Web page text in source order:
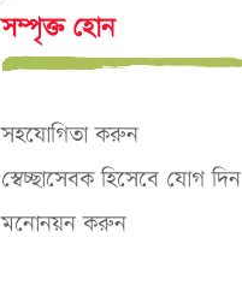
সম্পৃক্ত হোন
সহযোগিতা করুন
স্বেচ্ছাসেবক হিসেবে যোগ দিন
মনোনয়ন করুন